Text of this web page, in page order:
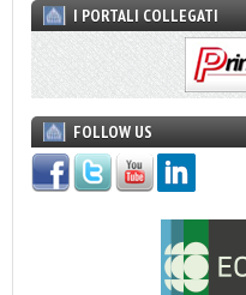
I PORTALI COLLEGATI
FOLLOW US